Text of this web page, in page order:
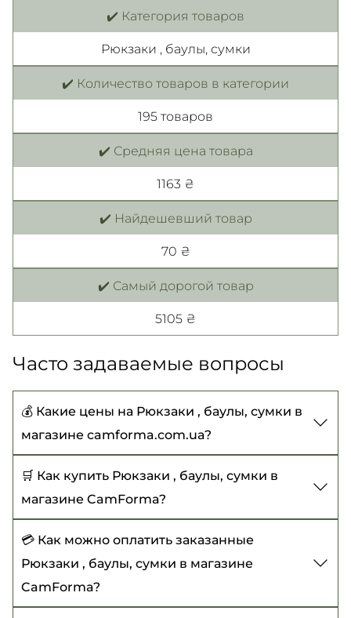
✔️ Категория товаров
Рюкзаки , баулы, сумки
✔️ Количество товаров в категории
195 товаров
✔️ Средняя цена товара
1163 ₴
✔️ Найдешевший товар
70 ₴
✔️ Самый дорогой товар
5105 ₴
Часто задаваемые вопросы
💰 Какие цены на Рюкзаки , баулы, сумки в
магазине camforma.com.ua?
Цены на Рюкзаки , баулы, сумки начинаются от
70 ₴ до 5105 ₴
🛒 Как купить Рюкзаки , баулы, сумки в
магазине CamForma?
Чтобы купить Рюкзаки , баулы, сумки,
выберите нужный товар, добавьте его в
корзину и оформите заказ с указанием всех
необходимых данных. Или позвоните нам -
💳 Как можно оплатить заказанные
Рюкзаки , баулы, сумки в магазине
CamForma?